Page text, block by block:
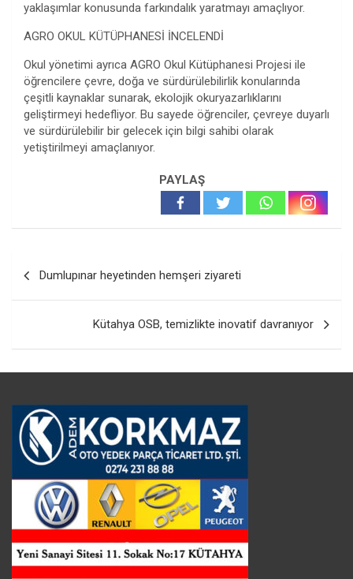
yaklaşımlar konusunda farkındalık yaratmayı amaçlıyor.
AGRO OKUL KÜTÜPHANESİ İNCELENDİ
Okul yönetimi ayrıca AGRO Okul Kütüphanesi Projesi ile
öğrencilere çevre, doğa ve sürdürülebilirlik konularında
çeşitli kaynaklar sunarak, ekolojik okuryazarlıklarını
geliştirmeyi hedefliyor. Bu sayede öğrenciler, çevreye duyarlı
ve sürdürülebilir bir gelecek için bilgi sahibi olarak
yetiştirilmeyi amaçlanıyor.
PAYLAŞ
gezinmesi
Dumlupınar heyetinden hemşeri ziyareti
Kütahya OSB, temizlikte inovatif davranıyor